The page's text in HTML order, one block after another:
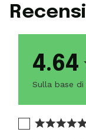
4.64
Sulla base di